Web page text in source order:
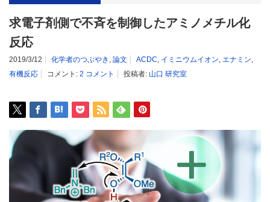
求電子剤側で不斉を制御したアミノメチル化
反応
2019/3/12 化学者のつぶやき , 論文 ACDC, イミニウムイオン, エナミン,
有機反応
コメント: 2 コメント 投稿者: 山口 研究室